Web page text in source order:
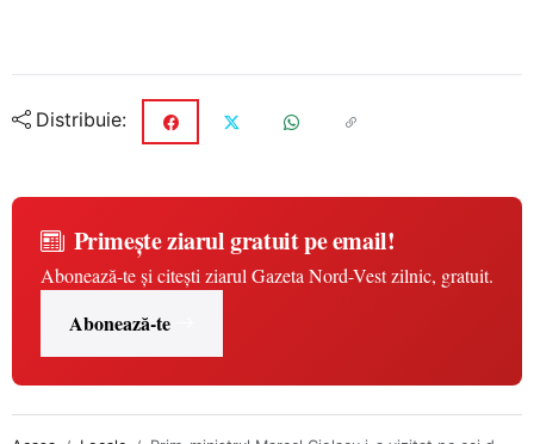
Distribuie:
Primește ziarul gratuit pe email!
Abonează-te și citești ziarul Gazeta Nord-Vest zilnic, gratuit.
Abonează-te